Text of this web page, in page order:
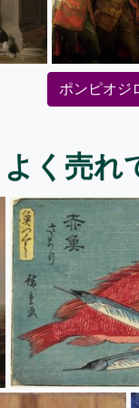
ポンピオジ
よく売れ